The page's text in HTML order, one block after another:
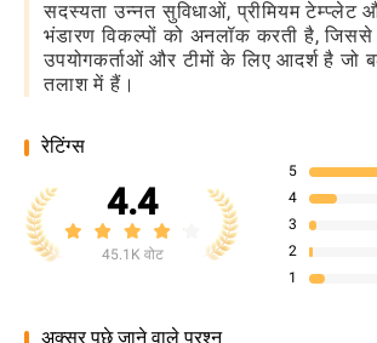
सदस्यता उन्नत सुविधाओं, प्रीमियम टेम्प्लेट
भंडारण विकल्पों को अनलॉक करती है,
उपयोगकर्ताओं और टीमों के लिए आदर्श है जो
तलाश में हैं।
रेटिंग्स
4.4
45.1K वोट
5
4
3
2
1
अक्सर पूछे जाने वाले प्रश्न